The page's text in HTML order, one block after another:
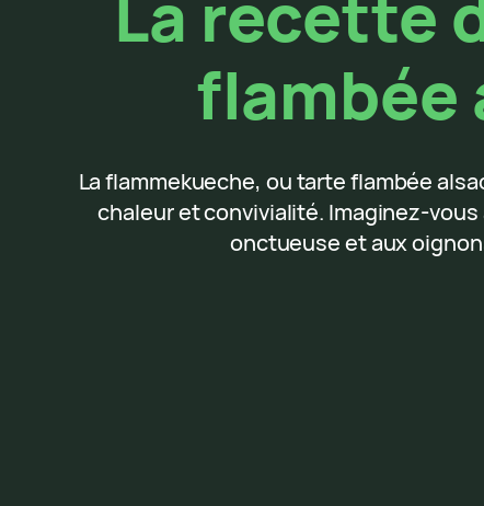
flambée
La flammekueche, ou tarte flambée
chaleur et convivialité. Imaginez-
onctueuse et aux